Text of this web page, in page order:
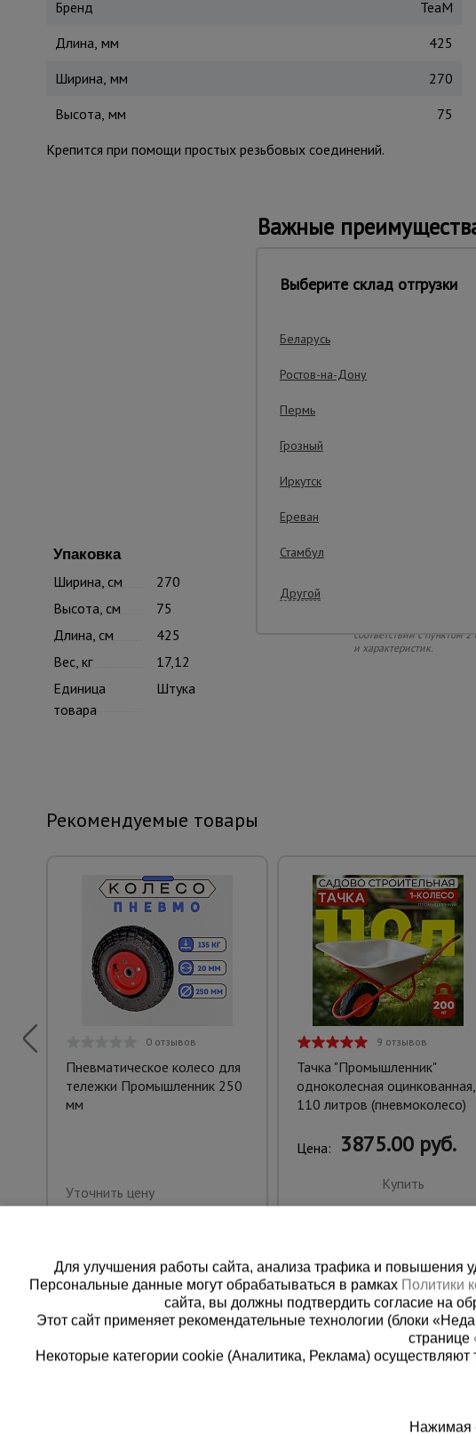
Бренд
TeaM
Длина, мм
425
Ширина, мм
270
Высота, мм
75
Крепится при помощи простых резьбовых соединений.
Важные
Упаковка
Ширина, см
270
Высота, см
75
Длина, см
425
Вес, кг
17,12
Единица
товара
Штука
соответствии с пунктом
и характеристик.
Рекомендуемые товары
0 отзывов
Пневматическое колесо для
тележки Промышленник 250
мм
Уточнить цену
9 отзывов
Тачка "Промышленник"
одноколесная оцинкованная,
110 литров (пневмоколесо)
Цена: 3875.00 руб.
Купить
Выберите склад отгрузки
Беларусь
Ростов-на-Дону
Пермь
Грозный
Иркутск
Ереван
Стамбул
Другой
Для улучшения работы сайта, анализа трафика и повышения
Персональные данные могут обрабатываться в рамках Политики
сайта, вы должны подтвердить согласие на
Этот сайт применяет рекомендательные технологии (блоки
странице
Некоторые категории cookie (Аналитика, Реклама)
Нажимая